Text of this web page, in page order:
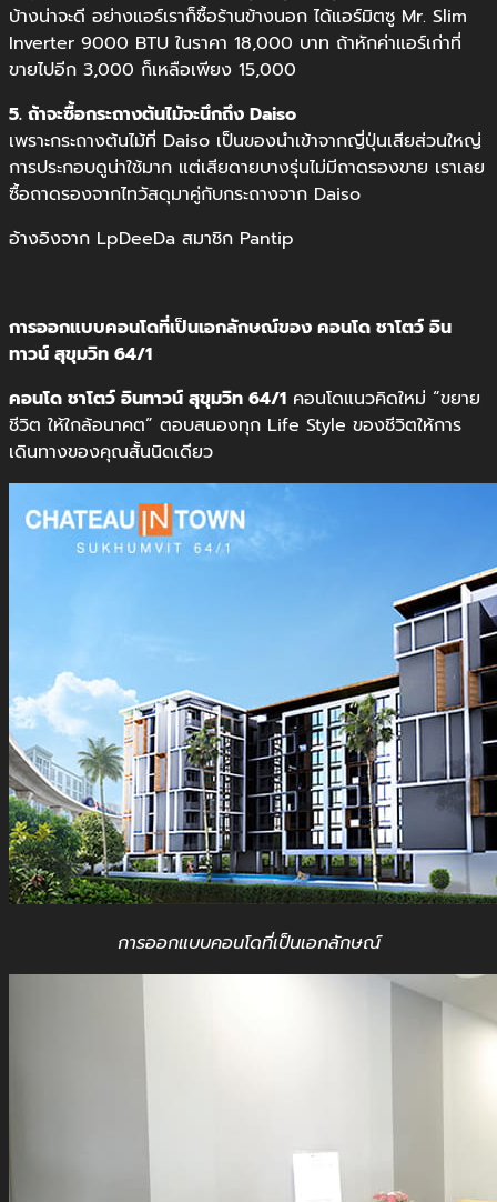
บ้างน่าจะดี อย่างแอร์เราก็ซื้อร้านข้างนอก ได้แอร์มิตซู Mr. Slim
Inverter 9000 BTU ในราคา 18,000 บาท ถ้าหักค่าแอร์เก่าที่
ขายไปอีก 3,000 ก็เหลือเพียง 15,000
5. ถ้าจะซื้อกระถางต้นไม้จะนึกถึง Daiso
เพราะกระถางต้นไม้ที่ Daiso เป็นของนำเข้าจากญี่ปุ่นเสียส่วนใหญ่
การประกอบดูน่าใช้มาก แต่เสียดายบางรุ่นไม่มีถาดรองขาย เราเลย
ซื้อถาดรองจากไทวัสดุมาคู่กับกระถางจาก Daiso
อ้างอิงจาก LpDeeDa สมาชิก Pantip
การออกแบบคอนโดที่เป็นเอกลักษณ์ของ คอนโด ชาโตว์ อิน
ทาวน์ สุขุมวิท 64/1
คอนโด ชาโตว์ อินทาวน์ สุขุมวิท 64/1 คอนโดแนวคิดใหม่ “ขยาย
ชีวิต ให้ใกล้อนาคต” ตอบสนองทุก Life Style ของชีวิตให้การ
เดินทางของคุณสั้นนิดเดียว
การออกแบบคอนโดที่เป็นเอกลักษณ์